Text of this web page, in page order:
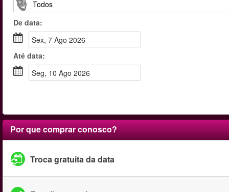
De data:
sex, 7 Ago 2026
Até data:
seg, 10 Ago 2026
Por que comprar conosco?
Troca gratuita da data